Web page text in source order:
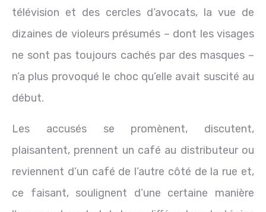
télévision et des cercles d’avocats, la vue de
dizaines de violeurs présumés – dont les visages
ne sont pas toujours cachés par des masques –
n’a plus provoqué le choc qu’elle avait suscité au
début.
Les accusés se promènent, discutent,
plaisantent, prennent un café au distributeur ou
reviennent d’un café de l’autre côté de la rue et,
ce faisant, soulignent d’une certaine manière